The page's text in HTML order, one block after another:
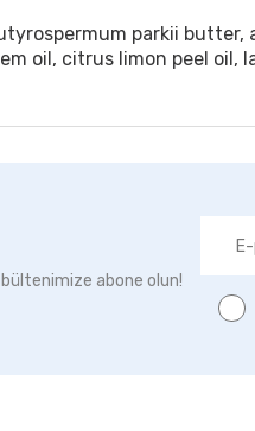
parkii
oil, citrus limon peel
abone olun!